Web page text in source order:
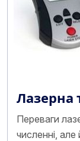
Лазерна
Переваги
численні,